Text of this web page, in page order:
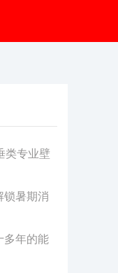
类专业壁
锁暑期消
多年的能